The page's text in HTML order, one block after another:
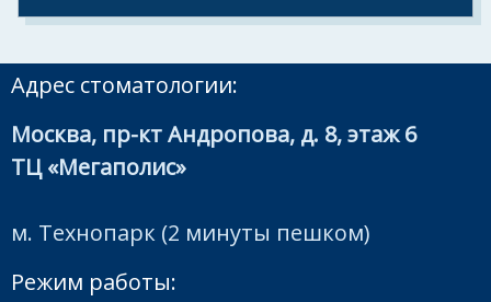
Адрес стоматологии:
Москва, пр-кт Андропова, д. 8, этаж 6
ТЦ «Мегаполис»
м. Технопарк (2 минуты пешком)
Режим работы: